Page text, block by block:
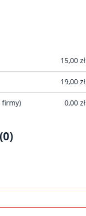
PŁATNOŚCI15,00 zł
19,00 zł
firmy) 0,00 zł